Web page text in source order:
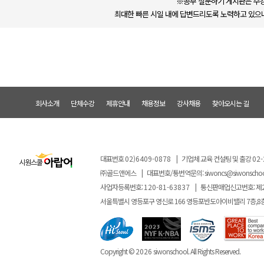
최대한 빠른 시일 내에 답변드리도록 노력하고 있
회사소개 단체수강 제휴안내 채용정보 강사채용 찾아오시는 길
대표번호02)6409-0878 | 기업체 교육 컨설팅 및 출강
㈜골드앤에스 | 대표번호/통번역문의:
사업자등록번호:120-81-63837 | 통신판매업신고번호: 제
서울특별시 영등포구 영신로 166 영등포반도아이비밸리 7층,8
Copyright ©2026siwonschool. All Rights Reserved.